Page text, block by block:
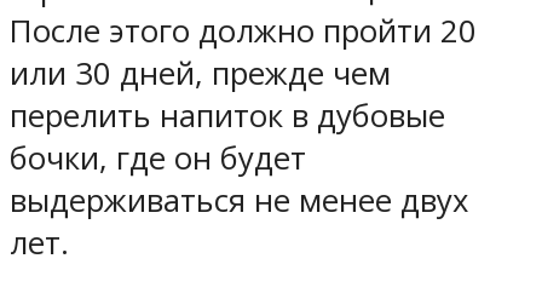
После этого должно пройти 20
или 30 дней, прежде чем
перелить напиток в дубовые
бочки, где он будет
выдерживаться не менее двух
лет.